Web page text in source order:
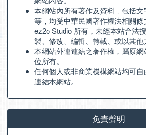
本網站內所有著作及資料，包括
等，均受中華民國著作權法相關
ez2o Studio 所有，未經本站合法
製、修改、編輯、轉載、或以其他
本網站外連連結之著作權，屬原
位所有。
任何個人或非商業機構網站均可
連結本網站。
免責聲明